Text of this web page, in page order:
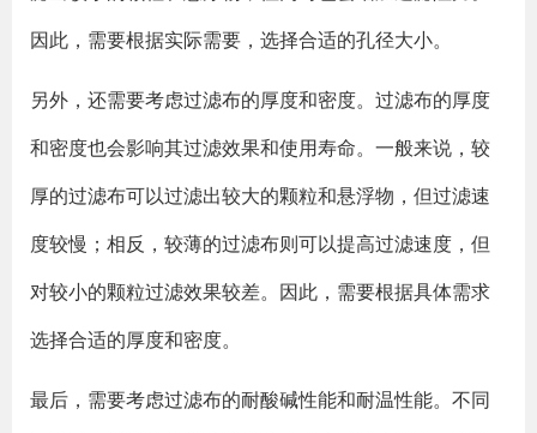
因此，需要根据实际需要，选择合适的孔径大小。
另外，还需要考虑过滤布的厚度和密度。过滤布的厚度
和密度也会影响其过滤效果和使用寿命。一般来说，较
厚的过滤布可以过滤出较大的颗粒和悬浮物，但过滤速
度较慢；相反，较薄的过滤布则可以提高过滤速度，但
对较小的颗粒过滤效果较差。因此，需要根据具体需求
选择合适的厚度和密度。
最后，需要考虑过滤布的耐酸碱性能和耐温性能。不同